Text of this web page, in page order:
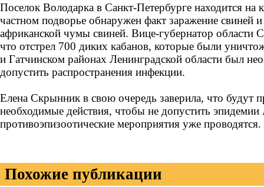
Поселок Володарка в Санкт-Петербурге находится на
частном подворье обнаружен факт заражение свиней
африканской чумы свиней. Вице-губернатор области
что отстрел 700 диких кабанов, которые были
и Гатчинском районах Ленинградской области был
допустить распространения инфекции.
Елена Скрынник в свою очередь заверила, что будут
необходимые действия, чтобы не допустить
противоэпизоотические мероприятия уже проводятся.
Похожие публикации